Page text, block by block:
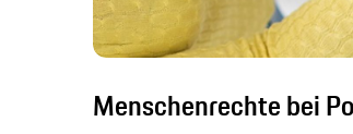
Menschenrechte bei